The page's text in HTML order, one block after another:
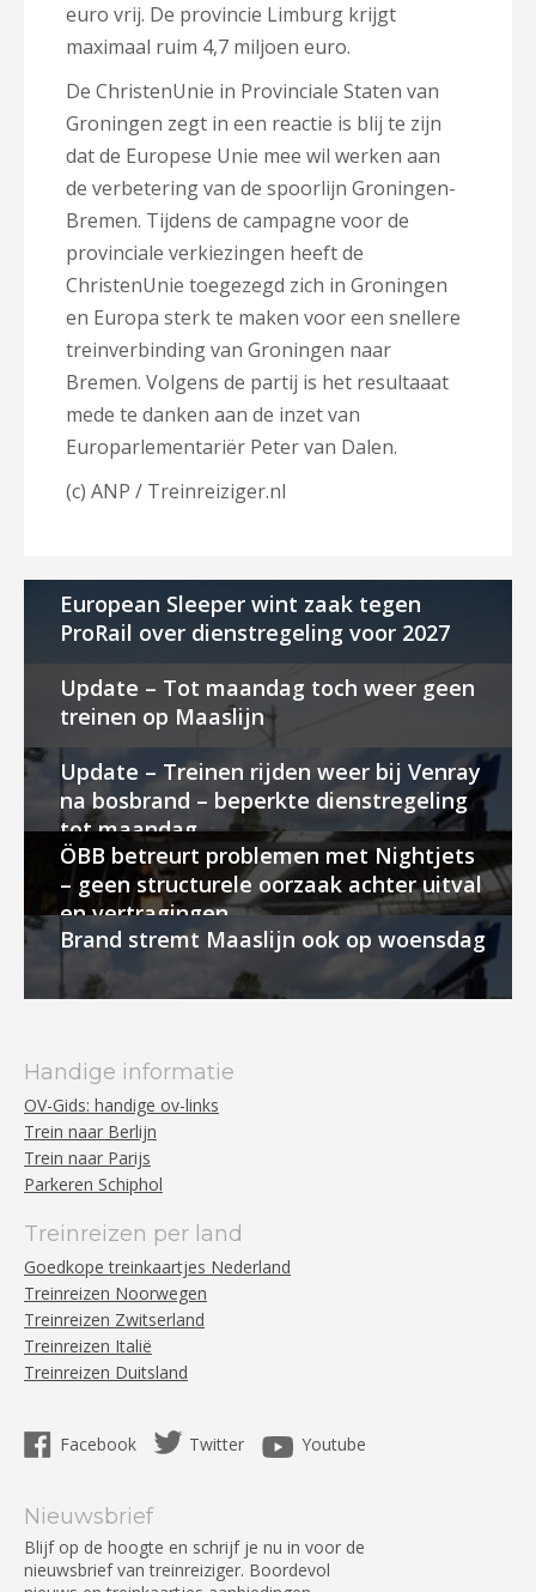
euro vrij. De provincie Limburg krijgt
maximaal ruim 4,7 miljoen euro.
De ChristenUnie in Provinciale Staten van
Groningen zegt in een reactie is blij te zijn
dat de Europese Unie mee wil werken aan
de verbetering van de spoorlijn Groningen-
Bremen. Tijdens de campagne voor de
provinciale verkiezingen heeft de
ChristenUnie toegezegd zich in Groningen
en Europa sterk te maken voor een snellere
treinverbinding van Groningen naar
Bremen. Volgens de partij is het resultaaat
mede te danken aan de inzet van
Europarlementariër Peter van Dalen.
(c) ANP / Treinreiziger.nl
European Sleeper wint zaak tegen
ProRail over dienstregeling voor 2027
Update – Tot maandag toch weer geen
treinen op Maaslijn
Update – Treinen rijden weer bij Venray
na bosbrand – beperkte dienstregeling
tot maandag
ÖBB betreurt problemen met Nightjets
– geen structurele oorzaak achter uitval
en vertragingen
Brand stremt Maaslijn ook op woensdag
Handige informatie
OV-Gids: handige ov-links
Trein naar Berlijn
Trein naar Parijs
Parkeren Schiphol
Treinreizen per land
Goedkope treinkaartjes Nederland
Treinreizen Noorwegen
Treinreizen Zwitserland
Treinreizen Italië
Treinreizen Duitsland
Facebook Twitter Youtube
Nieuwsbrief
Blijf op de hoogte en schrijf je nu in voor de
nieuwsbrief van treinreiziger. Boordevol